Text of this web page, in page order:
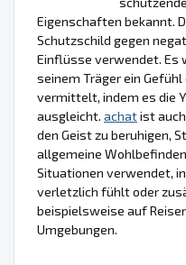
Eigenschaften bekannt.
Schutzschild gegen
Einflüsse verwendet. Es
seinem Träger ein
vermittelt, indem es die
ausgleicht. achatist
den Geist zu beruhigen,
allgemeine
Situationen verwendet,
verletzlich fühlt oder
beispielsweise auf
Umgebungen.